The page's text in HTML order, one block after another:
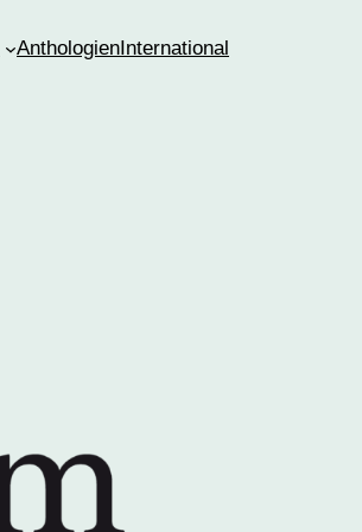
AnthologienInternational